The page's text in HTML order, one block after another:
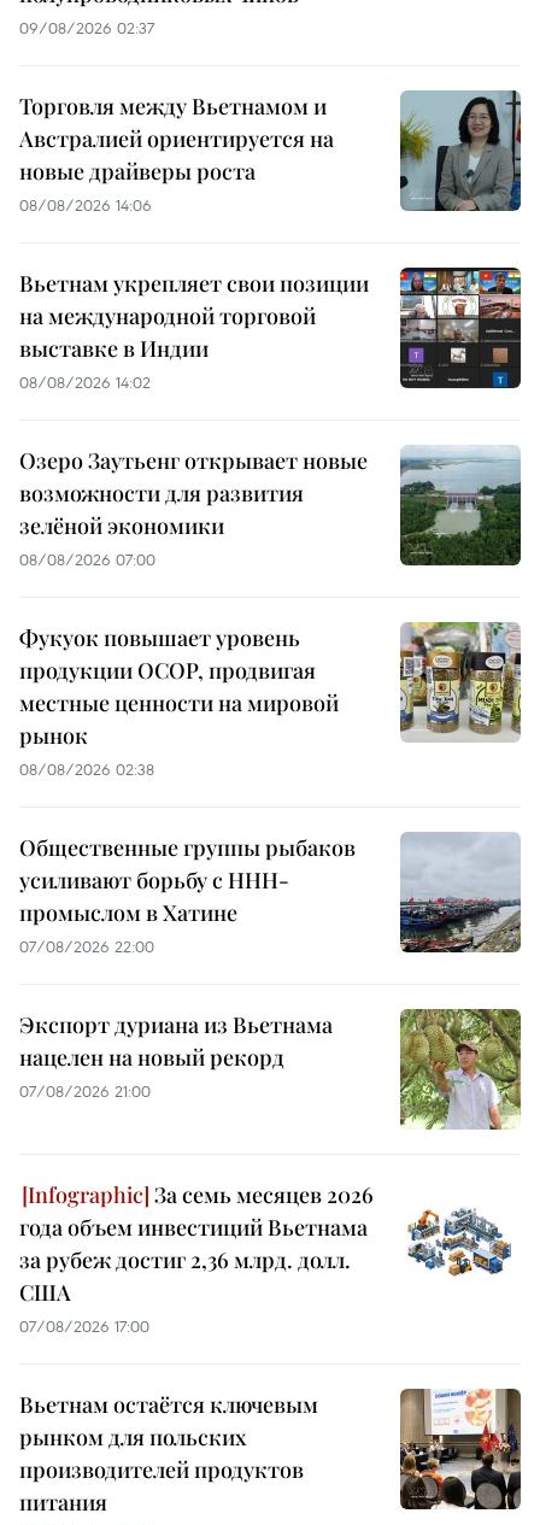
09/08/2026 02:37
Торговля между Вьетнамом и
Австралией ориентируется на
новые драйверы роста
08/08/2026 14:06
Вьетнам укрепляет свои позиции
на международной торговой
выставке в Индии
08/08/2026 14:02
Озеро Заутьенг открывает новые
возможности для развития
зелёной экономики
08/08/2026 07:00
Фукуок повышает уровень
продукции OCOP, продвигая
местные ценности на мировой
рынок
08/08/2026 02:38
Общественные группы рыбаков
усиливают борьбу с ННН-
промыслом в Хатине
07/08/2026 22:00
Экспорт дуриана из Вьетнама
нацелен на новый рекорд
07/08/2026 21:00
За семь месяцев 2026
года объем инвестиций Вьетнама
за рубеж достиг 2,36 млрд. долл.
США
07/08/2026 17:00
Вьетнам остаётся ключевым
рынком для польских
производителей продуктов
питания